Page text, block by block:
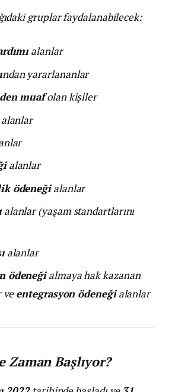
gruplar faydalanabilecek:
alanlar
ndan yararlananlar
muafolan kişiler
alanlar
ödeneğialanlar
alanlar (yaşam standartlarını
alanlar
ödeneğialmaya hak kazanan
veentegrasyon ödeneğialanlar
Zaman Başlıyor?